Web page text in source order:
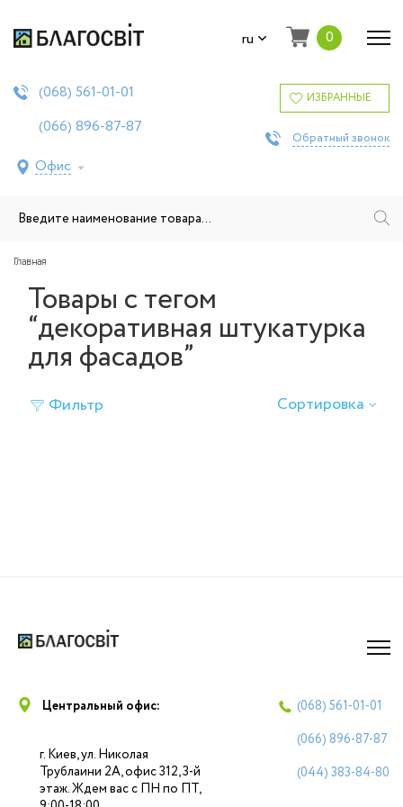
ru 0
(068) 561-01-01
(066) 896-87-87
Офис
ИЗБРАННЫЕ
Обратный звонок
Главная
Товары с тегом
“декоративная штукатурка
для фасадов”
Фильтр Сортировка
Центральный офис:
г. Киев, ул. Николая
Трублаини 2А, офис 312, 3-й
этаж. Ждем вас с ПН по ПТ,
(068) 561-01-01
(066) 896-87-87
(044) 383-84-80